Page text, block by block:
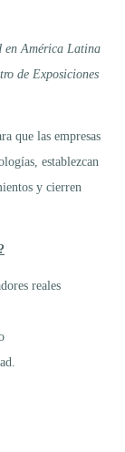
en América Latina
de Exposiciones
que las empresas
establezcan
y cierren
reales